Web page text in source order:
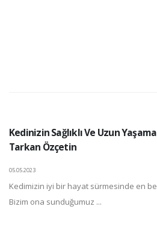
Kedinizin Sağlıklı Ve Uzun
Tarkan Özçetin
05.05.2023
Kedimizin iyi bir hayat sürmesinde en
Bizim ona sunduğumuz ...